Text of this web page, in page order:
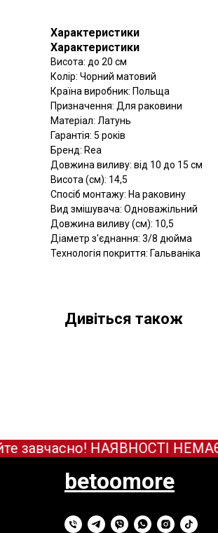
Характеристики
Характеристики
Висота: до 20 см
Колір: Чорний матовий
Країна виробник: Польща
Призначення: Для раковини
Матеріал: Латунь
Гарантія: 5 років
Бренд: Rea
Довжина виливу: від 10 до 15 см
Висота (см): 14,5
Спосіб монтажу: На раковину
Вид змішувача: Одноважільний
Довжина виливу (см): 10,5
Діаметр з'єднання: 3/8 дюйма
Технологія покриття: Гальваніка
Дивіться також
завчасно! НАЯВНОСТІ НЕМАЄ!
betoomore